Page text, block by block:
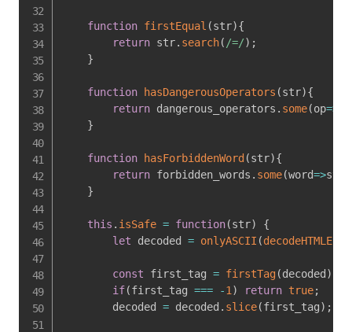
function firstEqual (str){
return str. search( /=/) ;
}
function hasDangerousOperators (str){
return dangerous_operators . some(op=>
}
function hasForbiddenWord(str){
return forbidden_words . some(word=>str
}
this . isSafe = function(str)
{
let decoded = onlyASCII (
const first_tag = firstTag(decoded)
if(first_tag === -1 ) return true;
        decoded
= decoded . slice(first_tag) ;